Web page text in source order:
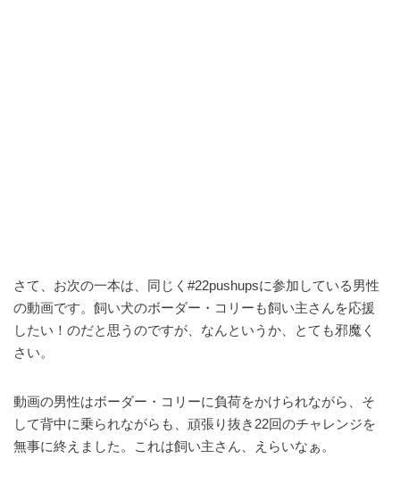
さて、お次の一本は、同じく#22pushupsに参加している男性
の動画です。飼い犬のボーダー・コリーも飼い主さんを応援
したい！のだと思うのですが、なんというか、とても邪魔く
さい。
動画の男性はボーダー・コリーに負荷をかけられながら、そ
して背中に乗られながらも、頑張り抜き22回のチャレンジを
無事に終えました。これは飼い主さん、えらいなぁ。